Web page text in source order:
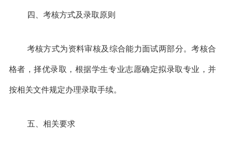
四、考核方式及录取原则
考核方式为资料审核及综合能力面试两部分。考核合
格者，择优录取，根据学生专业志愿确定拟录取专业，并
按相关文件规定办理录取手续。
五、相关要求